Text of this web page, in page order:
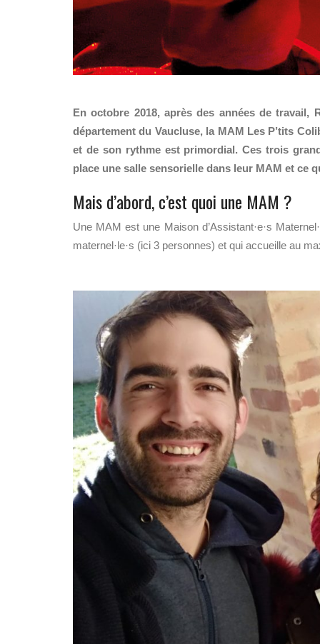
En octobre 2018, après des années de travail,
département du Vaucluse, la MAM Les P’tits
et de son rythme est primordial. Ces trois
place une salle sensorielle dans leur MAM et ce
Mais d’abord, c’est quoi une MAM ?
Une MAM est une Maison d’Assistant·e·s
maternel·le·s (ici 3 personnes) et qui accueille au